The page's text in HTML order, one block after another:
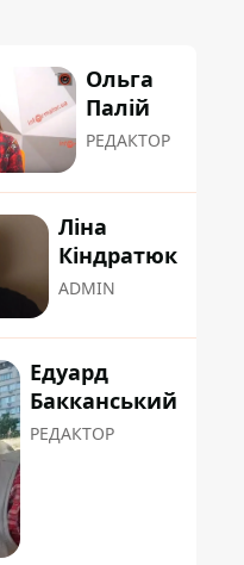
Ольга
Палій
РЕДАКТОР
Ліна
Кіндратюк
ADMIN
Едуард
Бакканський
РЕДАКТОР